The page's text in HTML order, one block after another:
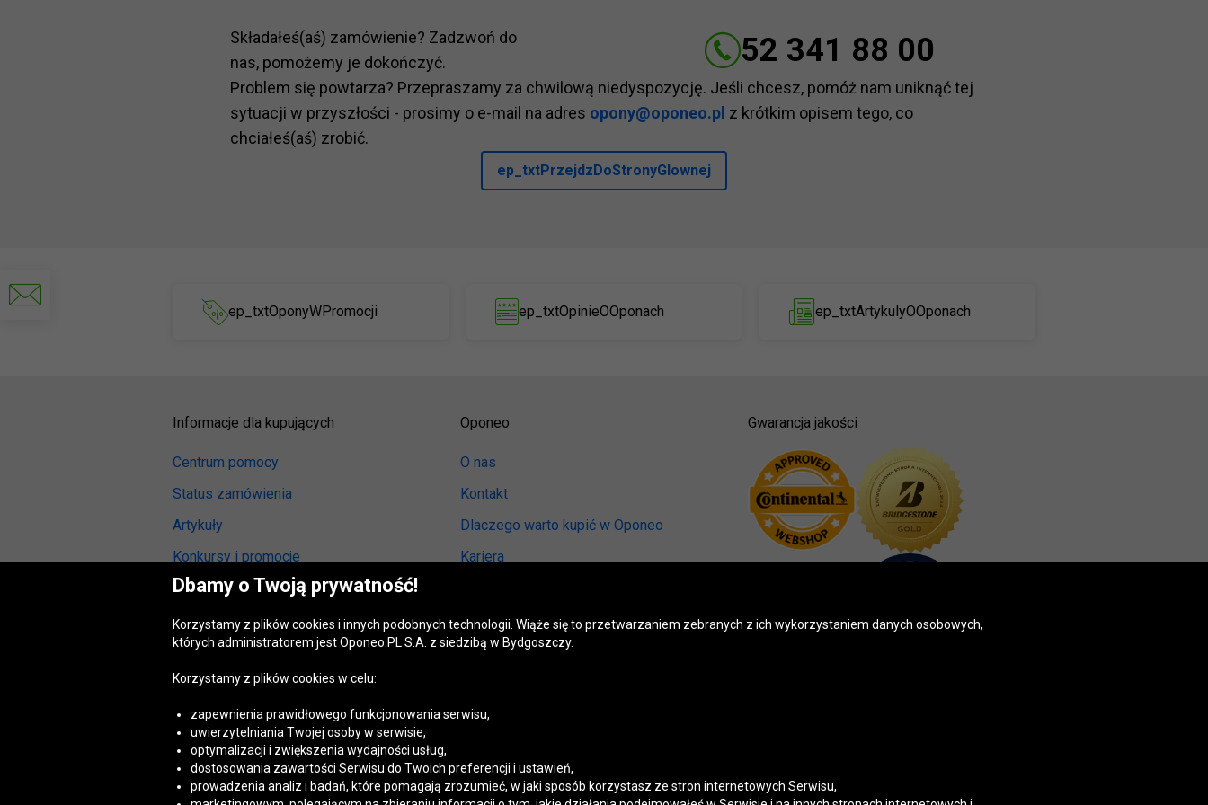
Składałeś(aś) zamówienie? Zadzwoń do
nas, pomożemy je dokończyć.
52 341 88 00
Problem się powtarza? Przepraszamy za chwilową niedyspozycję. Jeśli chcesz, pomóż nam uniknąć tej
sytuacji w przyszłości - prosimy o e-mail na adres opony@oponeo.pl z krótkim opisem tego, co
chciałeś(aś) zrobić.
ep_txtPrzejdzDoStronyGlownej
ep_txtOponyWPromocji ep_txtOpinieOOponach ep_txtArtykulyOOponach
Informacje dla kupujących
Centrum pomocy
Status zamówienia
Artykuły
Konkursy i promocje
Odstąpienie od umowy
Reklamacja gwarancyjna
Opinie o oponach
Akt o usługach cyfrowych(DSA)
Dostępność cyfrowa
Oponeo
O nas
Kontakt
Dlaczego warto kupić w Oponeo
Kariera
Biuro prasowe
Kręci nas recykling
Mapa fotoradarów
Ustawienia cookies
Gwarancja jakości
Dbamy o Twoją prywatność!
Korzystamy z plików cookies i innych podobnych technologii. Wiąże się to przetwarzaniem zebranych z ich wykorzystaniem danych osobowych,
których administratorem jest Oponeo.PL S.A. z siedzibą w Bydgoszczy.
Korzystamy z plików cookies w celu:
zapewnienia prawidłowego funkcjonowania serwisu,
uwierzytelniania Twojej osoby w serwisie,
optymalizacji i zwiększenia wydajności usług,
dostosowania zawartości Serwisu do Twoich preferencji i ustawień,
prowadzenia analiz i badań, które pomagają zrozumieć, w jaki sposób korzystasz ze stron internetowych Serwisu,